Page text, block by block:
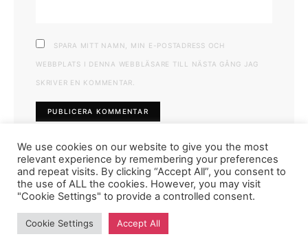
SPARA MITT NAMN, MIN E-POSTADRESS OCH
WEBBPLATS I DENNA WEBBLÄSARE TILL NÄSTA GÅNG JAG
SKRIVER EN KOMMENTAR.
FASHIONINK.SE
We use cookies on our website to give you the most
relevant experience by remembering your preferences
and repeat visits. By clicking “Accept All”, you consent to
the use of ALL the cookies. However, you may visit
"Cookie Settings" to provide a controlled consent.
Cookie Settings Accept All